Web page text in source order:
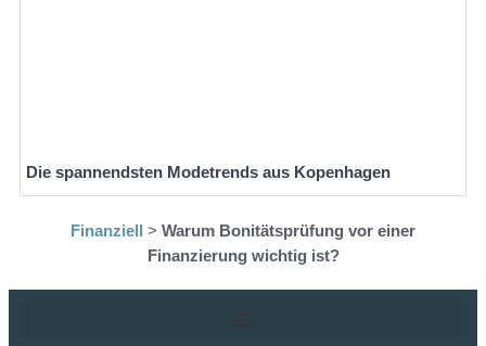
Die spannendsten Modetrends aus Kopenhagen
Finanziell > Warum Bonitätsprüfung vor einer
Finanzierung wichtig ist?